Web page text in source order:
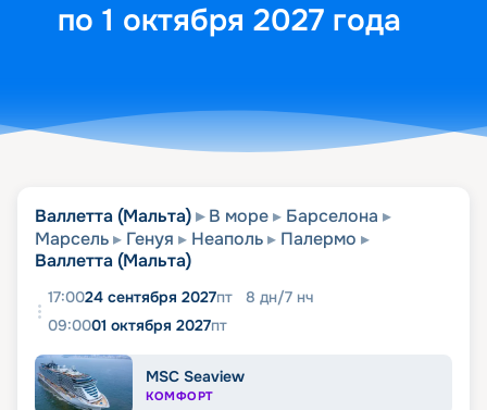
по 1 октября 2027 года
Валлетта (Мальта) В море
Барселона
Марсель
Генуя Неаполь
Палермо
Валлетта (Мальта)
17:0024 сентября 2027пт 8 дн/7 нч
09:0001 октября 2027пт
MSC Seaview
КОМФОРТ